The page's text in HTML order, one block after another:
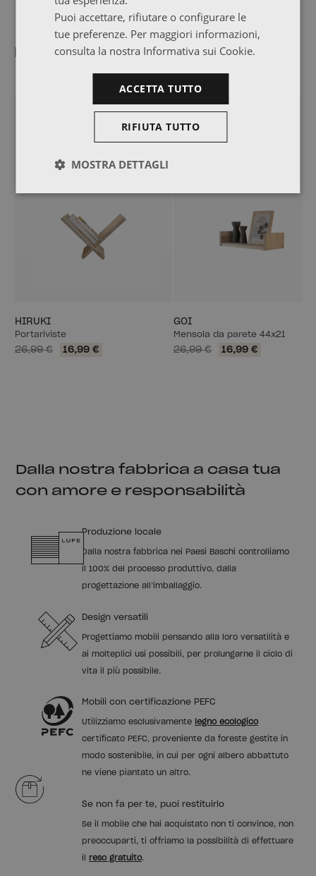
Mobili sostenibili per usi molteplici
HIRUKI
Portariviste
26,99 € 16,99 €
GOI
Mensola da parete 44x21
26,99 € 16,99 €
Dalla nostra fabbrica a casa tua
con amore e responsabilità
Produzione locale
Dalla nostra fabbrica nei Paesi Baschi controlliamo
il 100% del processo produttivo, dalla
progettazione all’imballaggio.
Design versatili
Progettiamo mobili pensando alla loro versatilità e
ai molteplici usi possibili, per prolungarne il ciclo di
vita il più possibile.
Mobili con certificazione PEFC
Utilizziamo esclusivamente legno ecologico
certificato PEFC, proveniente da foreste gestite in
modo sostenibile, in cui per ogni albero abbattuto
ne viene piantato un altro.
Se non fa per te, puoi restituirlo
Se il mobile che hai acquistato non ti convince, non
preoccuparti, ti offriamo la possibilità di effettuare
il reso gratuito.
Puoi accettare, rifiutare o configurare le
tue preferenze. Per maggiori informazioni,
consulta la nostra Informativa sui Cookie.
ACCETTA TUTTO
RIFIUTA TUTTO
MOSTRA DETTAGLI